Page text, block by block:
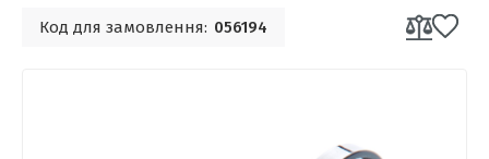
Код для замовлення: 056194